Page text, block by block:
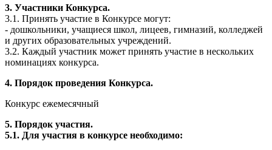
3. Участники Конкурса.
3.1. Принять участие в Конкурсе могут:
- дошкольники, учащиеся школ, лицеев, гимназий, колледжей
и других образовательных учреждений.
3.2. Каждый участник может принять участие в нескольких
номинациях конкурса.
4. Порядок проведения Конкурса.
Конкурс ежемесячный
5. Порядок участия.
5.1. Для участия в конкурсе необходимо: